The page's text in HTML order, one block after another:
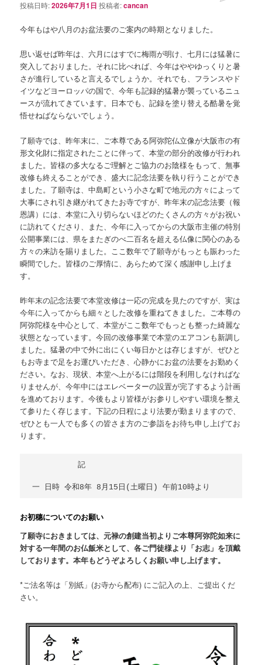
投稿日時:2026年7月1日 投稿者:cancan
今年もはや八月のお盆法要のご案内の時期となりました。
思い返せば昨年は、六月にはすでに梅雨が明け、七月には猛暑に
突入しておりました。それに比べれば、今年はややゆっくりと暑
さが進行していると言えるでしょうか。それでも、フランスやド
イツなどヨーロッパの国で、今年も記録的猛暑が襲っているニュ
ースが流れてきています。日本でも、記録を塗り替える酷暑を覚
悟せねばならないでしょう。
了願寺では、昨年末に、ご本尊である阿弥陀仏立像が大阪市の有
形文化財に指定されたことに伴って、本堂の部分的改修が行われ
ました。皆様の多大なるご理解とご協力のお陰様をもって、無事
改修も終えることができ、盛大に記念法要を執り行うことができ
ました。了願寺は、中島町という小さな町で地元の方々によって
大事にされ引き継がれてきたお寺ですが、昨年末の記念法要（報
恩講）には、本堂に入り切らないほどのたくさんの方々がお祝い
に訪れてくださり、また、今年に入ってからの大阪市主催の特別
公開事業には、県をまたぎのべ二百名を超える仏像に関心のある
方々の来訪を賜りました。ここ数年で了願寺がもっとも賑わった
瞬間でした。皆様のご厚情に、あらためて深く感謝申し上げま
す。
昨年末の記念法要で本堂改修は一応の完成を見たのですが、実は
今年に入ってからも細々とした改修を重ねてきました。ご本尊の
阿弥陀様を中心として、本堂がここ数年でもっとも整った綺麗な
状態となっています。今回の改修事業で本堂のエアコンも新調し
ました。猛暑の中で外に出にくい毎日かとは存じますが、ぜひと
もお寺まで足をお運びいただき、心静かにお盆の法要をお勤めく
ださい。なお、現状、本堂へ上がるには階段を利用しなければな
りませんが、今年中にはエレベーターの設置が完了するよう計画
を進めております。今後もより皆様がお参りしやすい環境を整え
て参りたく存じます。下記の日程により法要が勤まりますので、
ぜひとも一人でも多くの皆さま方のご参詣をお待ち申し上げてお
ります。
記
お初穗についてのお願い
了願寺におきましては、元禄の創建当初よりご本尊阿弥陀如来に
対する一年間のお仏飯米として、各ご門徒様より「お志」を頂戴
しております。本年もどうぞよろしくお願い申し上げます。
*ご法名等は「別紙」(お寺から配布) にご記入の上、ご提出くだ
さい。